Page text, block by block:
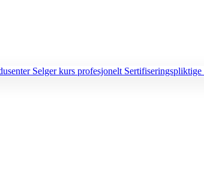
Selger kurs profesjonelt Sertifiseringspliktige